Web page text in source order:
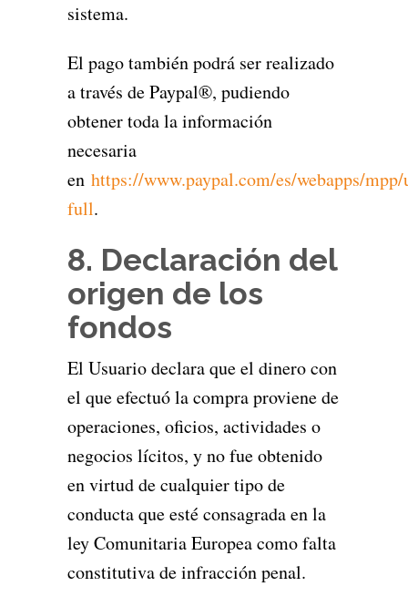
sistema.
El pago también podrá ser realizado
a través de Paypal®, pudiendo
obtener toda la información
necesaria
en https://www.paypal.com/es/webapps/
full.
8. Declaración del
origen de los
fondos
El Usuario declara que el dinero con
el que efectuó la compra proviene de
operaciones, oficios, actividades o
negocios lícitos, y no fue obtenido
en virtud de cualquier tipo de
conducta que esté consagrada en la
ley Comunitaria Europea como falta
constitutiva de infracción penal.